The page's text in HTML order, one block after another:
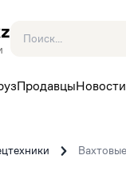
ПродавцыНовости